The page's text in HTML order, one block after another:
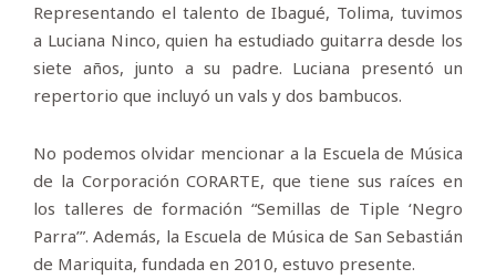
Representando el talento de Ibagué, Tolima, tuvimos
a Luciana Ninco, quien ha estudiado guitarra desde los
siete años, junto a su padre. Luciana presentó un
repertorio que incluyó un vals y dos bambucos.
No podemos olvidar mencionar a la Escuela de Música
de la Corporación CORARTE, que tiene sus raíces en
los talleres de formación “Semillas de Tiple ‘Negro
Parra’”. Además, la Escuela de Música de San Sebastián
de Mariquita, fundada en 2010, estuvo presente.